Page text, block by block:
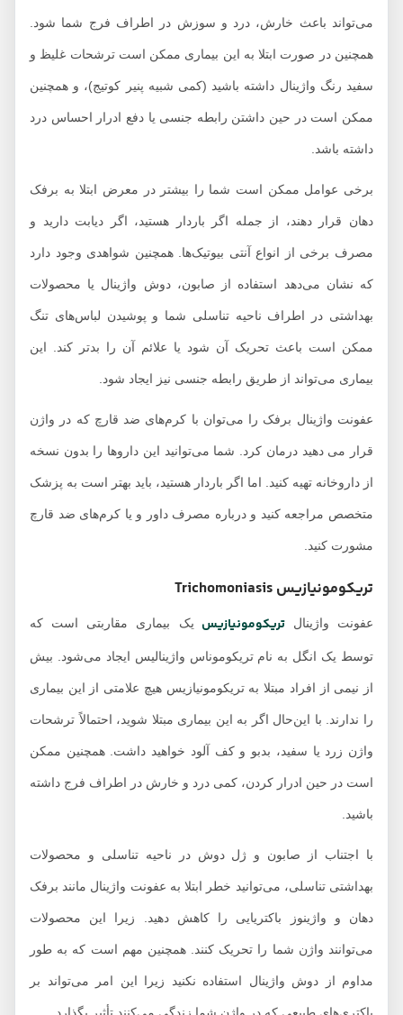
می‌تواند باعث خارش، درد و سوزش در اطراف فرج شما شود.
همچنین در صورت ابتلا به این بیماری ممکن است ترشحات غلیظ و
سفید رنگ واژینال داشته باشید (کمی شبیه پنیر کوتیج)، و همچنین
ممکن است در حین داشتن رابطه جنسی یا دفع ادرار احساس درد
داشته باشد.
برخی عوامل ممکن است شما را بیشتر در معرض ابتلا به برفک
دهان قرار دهند، از جمله اگر باردار هستید، اگر دیابت دارید و
مصرف برخی از انواع آنتی بیوتیک‌ها. همچنین شواهدی وجود دارد
که نشان می‌دهد استفاده از صابون، دوش واژینال یا محصولات
بهداشتی در اطراف ناحیه تناسلی شما و پوشیدن لباس‌های تنگ
ممکن است باعث تحریک آن شود یا علائم آن را بدتر کند. این
بیماری می‌تواند از طریق رابطه جنسی نیز ایجاد شود.
عفونت واژینال برفک را می‌توان با کرم‌های ضد قارچ که در واژن
قرار می دهید درمان کرد. شما می‌توانید این‌ داروها را بدون نسخه
از داروخانه تهیه کنید. اما اگر باردار هستید، باید بهتر است به پزشک
متخصص مراجعه کنید و درباره مصرف داور و یا کرم‌های ضد قارچ
مشورت کنید.
تریکومونیازیسTrichomoniasis
عفونت واژینالتریکومونیازیسیک بیماری مقاربتی است که
توسط یک انگل به نام تریکوموناس واژینالیس ایجاد می‌شود. بیش
از نیمی از افراد مبتلا به تریکومونیازیس هیچ علامتی از این بیماری
را ندارند. با این‌حال اگر به این بیماری مبتلا شوید، احتمالاً ترشحات
واژن زرد یا سفید، بدبو و کف آلود خواهید داشت. همچنین ممکن
است در حین ادرار کردن، کمی درد و خارش در اطراف فرج داشته
باشید.
با اجتناب از صابون و ژل دوش در ناحیه تناسلی و محصولات
بهداشتی تناسلی، می‌توانید خطر ابتلا به عفونت‌ واژینال مانند برفک
دهان و واژینوز باکتریایی را کاهش دهید. زیرا این محصولات
می‌توانند واژن شما را تحریک کنند. همچنین مهم است که به طور
مداوم از دوش واژینال استفاده نکنید زیرا این امر می‌تواند بر